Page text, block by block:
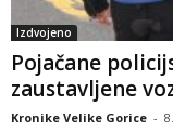
Izdvojeno
Pojačane
zaustavljene
Kronike Velike Gorice -